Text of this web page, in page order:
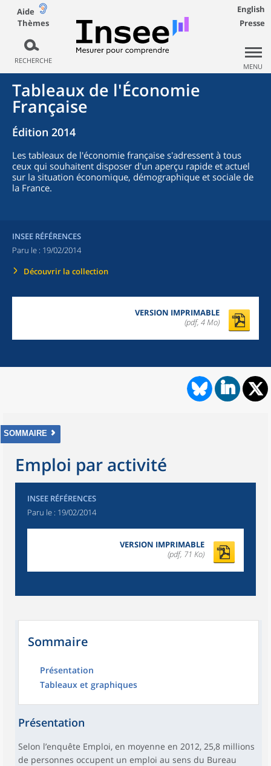
Aide
Thèmes
RECHERCHE
English
Presse
MENU
Tableaux de l'Économie
Française
Édition 2014
Les tableaux de l'économie française s'adressent à tous
ceux qui souhaitent disposer d'un aperçu rapide et actuel
sur la situation économique, démographique et sociale de
la France.
INSEE RÉFÉRENCES
Paru le : 19/02/2014
Découvrir la collection
VERSION IMPRIMABLE
(pdf, 4 Mo)
SOMMAIRE
Emploi par activité
INSEE RÉFÉRENCES
Paru le : 19/02/2014
VERSION IMPRIMABLE
(pdf, 71 Ko)
Sommaire
Présentation
Tableaux et graphiques
Présentation
Selon l’enquête Emploi, en moyenne en 2012, 25,8 millions
de personnes occupent un emploi au sens du Bureau